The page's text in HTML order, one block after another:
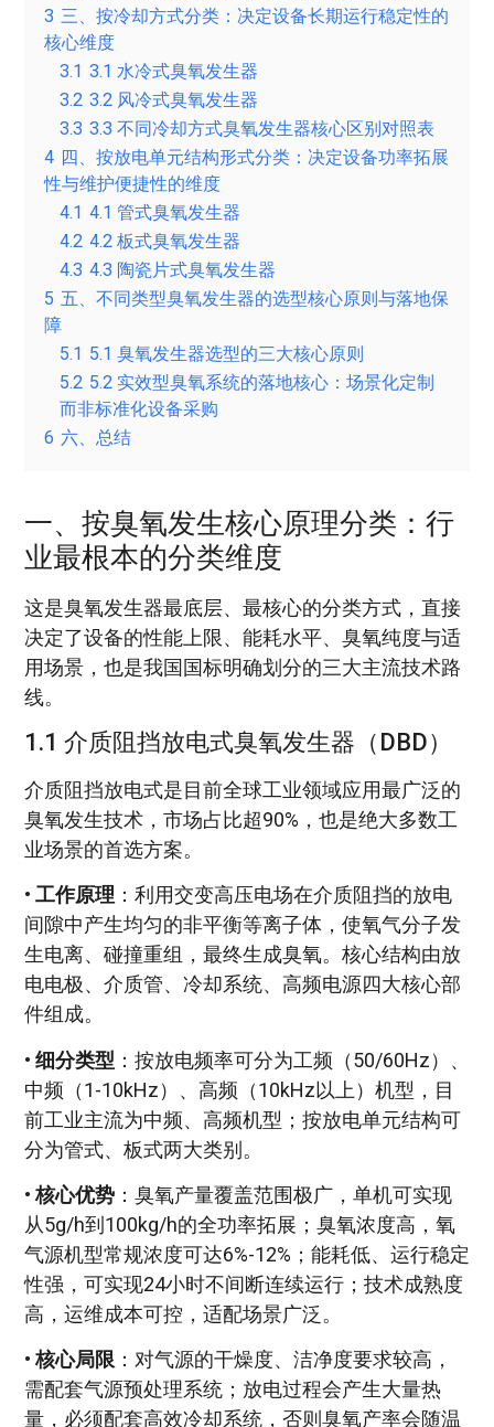
3 三、按冷却方式分类：决定设备长期运行稳定性的
核心维度
3.1 3.1 水冷式臭氧发生器
3.2 3.2 风冷式臭氧发生器
3.3 3.3 不同冷却方式臭氧发生器核心区别对照表
4 四、按放电单元结构形式分类：决定设备功率拓展
性与维护便捷性的维度
4.1 4.1 管式臭氧发生器
4.2 4.2 板式臭氧发生器
4.3 4.3 陶瓷片式臭氧发生器
5 五、不同类型臭氧发生器的选型核心原则与落地保
障
5.1 5.1 臭氧发生器选型的三大核心原则
5.2 5.2 实效型臭氧系统的落地核心：场景化定制
而非标准化设备采购
6 六、总结
一、按臭氧发生核心原理分类：行
业最根本的分类维度
这是臭氧发生器最底层、最核心的分类方式，直接
决定了设备的性能上限、能耗水平、臭氧纯度与适
用场景，也是我国国标明确划分的三大主流技术路
线。
1.1 介质阻挡放电式臭氧发生器（DBD）
介质阻挡放电式是目前全球工业领域应用最广泛的
臭氧发生技术，市场占比超90%，也是绝大多数工
业场景的首选方案。
• 工作原理 ：利用交变高压电场在介质阻挡的放电
间隙中产生均匀的非平衡等离子体，使氧气分子发
生电离、碰撞重组，最终生成臭氧。核心结构由放
电电极、介质管、冷却系统、高频电源四大核心部
件组成。
• 细分类型 ：按放电频率可分为工频（50/60Hz）、
中频（1-10kHz）、高频（10kHz以上）机型，目
前工业主流为中频、高频机型；按放电单元结构可
分为管式、板式两大类别。
•核心优势 ：臭氧产量覆盖范围极广，单机可实现
从5g/h到100kg/h的全功率拓展；臭氧浓度高，氧
气源机型常规浓度可达6%-12%；能耗低、运行稳定
性强，可实现24小时不间断连续运行；技术成熟度
高，运维成本可控，适配场景广泛。
•核心局限 ：对气源的干燥度、洁净度要求较高，
需配套气源预处理系统；放电过程会产生大量热
量，必须配套高效冷却系统，否则臭氧产率会随温